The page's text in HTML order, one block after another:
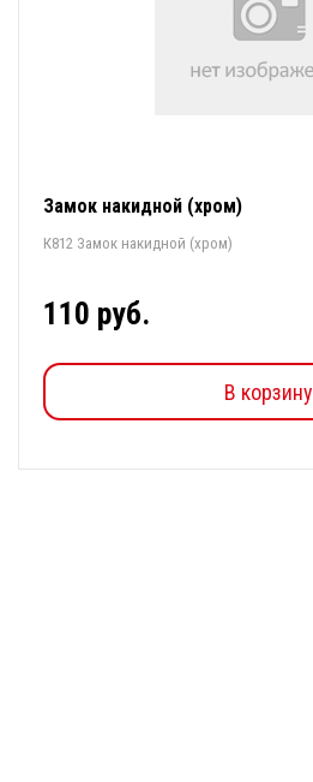
Замок накидной (хром)
К812 Замок накидной (хром)
110 руб.
В корзину